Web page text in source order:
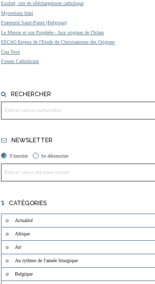
Exultet, site de téléchargement catholique
Mysterium fidei
Fraternité Saint-Pierre (Belgique)
Le Messie et son Prophète - Aux origines de l'Islam
EEChO Enjeux de l'Etude du Christianisme des Origines
Una Voce
Forum Catholicum
RECHERCHER
NEWSLETTER
S'inscrire Se désinscrire
CATÉGORIES
Actualité
Afrique
Art
Au rythme de l'année liturgique
Belgique